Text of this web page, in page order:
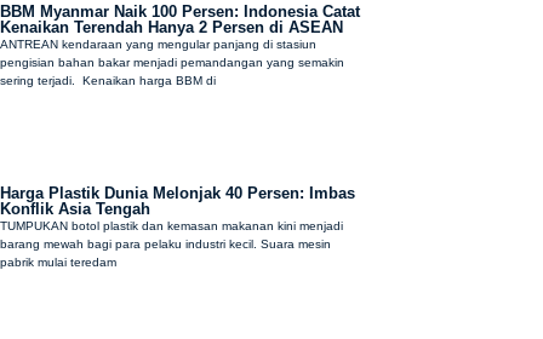
BBM Myanmar Naik 100 Persen: Indonesia Catat
Kenaikan Terendah Hanya 2 Persen di ASEAN
ANTREAN kendaraan yang mengular panjang di stasiun
pengisian bahan bakar menjadi pemandangan yang semakin
sering terjadi. Kenaikan harga BBM di
Harga Plastik Dunia Melonjak 40 Persen: Imbas
Konflik Asia Tengah
TUMPUKAN botol plastik dan kemasan makanan kini menjadi
barang mewah bagi para pelaku industri kecil. Suara mesin
pabrik mulai teredam